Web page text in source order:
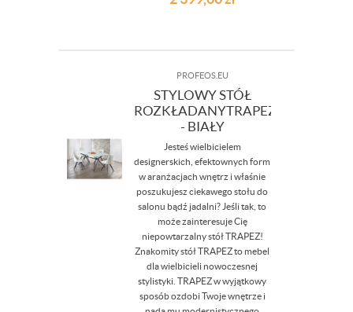
PROFEOS.EU
STYLOWY STÓŁ
ROZKŁADANYTRAPEZ
- BIAŁY
Jesteś wielbicielem
designerskich, efektownych form
w aranżacjach wnętrz i właśnie
poszukujesz ciekawego stołu do
salonu bądź jadalni? Jeśli tak, to
może zainteresuje Cię
niepowtarzalny stół TRAPEZ!
Znakomity stół TRAPEZ to mebel
dla wielbicieli nowoczesnej
stylistyki. TRAPEZ w wyjątkowy
sposób ozdobi Twoje wnętrze i